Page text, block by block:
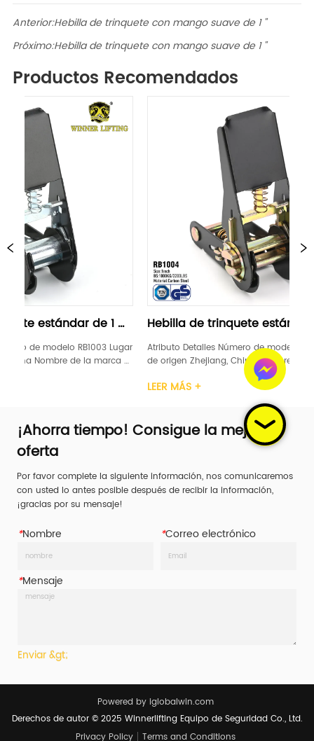
Anterior:Hebilla de trinquete con mango suave de 1 "
Próximo:Hebilla de trinquete con mango suave de 1 "
Productos Recomendados
de 1
Lugar
la marca
Hebilla de trinquete estándar de 1
"negra
Atributo Detalles Número de modelo RB1004 Lugar
de origen Zhejiang, China Nombre de la marca
LEVANTAMIENTO DE GANADORES Certificación GS,
TUV Ancho 1 pulgada Material Acero carbono
Mango de trinquete Plástico / Acero / Caucho /
¡Ahorra tiempo! Consigue la mejor
oferta
Por favor complete la siguiente información, nos comunicaremos
con usted lo antes posible después de recibir la información,
¡gracias por su mensaje!
*Nombre *Correo electrónico
*Mensaje
Enviar &gt;
Powered by iglobalwin.com
Derechos de autor © 2025 Winnerlifting Equipo de Seguridad Co., Ltd.
Privacy Policy
Terms and Conditions